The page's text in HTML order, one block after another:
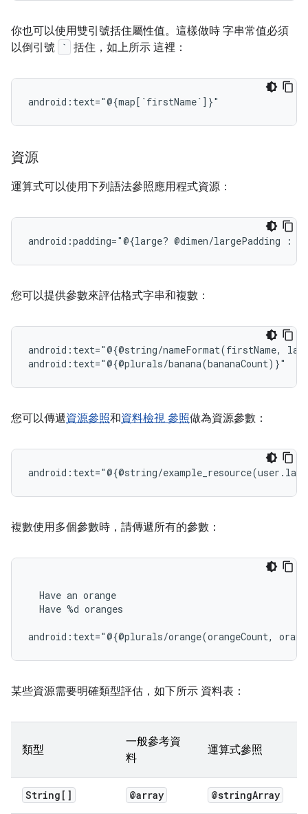
你也可以使用雙引號括住屬性值。這樣做時 字串常值必須
以倒引號
` 括住，如上所示 這裡：
資源
運算式可以使用下列語法參照應用程式資源：
android:padding="@{large? @dimen/largePadding :
您可以提供參數來評估格式字串和複數：
android:text="@{@string/nameFormat(firstName,
您可以傳遞資源參照和資料檢視 參照做為資源參數：
android:text="@{@string/
複數使用多個參數時，請傳遞所有的參數：
Have an
Have %d oranges
android:text="@{@plurals/orange(orangeCount,
某些資源需要明確類型評估，如下所示 資料表：
類型
一般參考資
料
運算式參照
String[] @array @stringArray